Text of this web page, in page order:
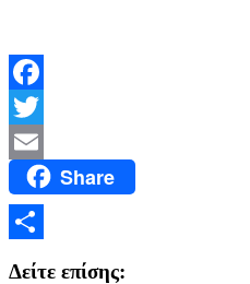
Facebook
Twitter
Email Share
Δείτε επίσης: